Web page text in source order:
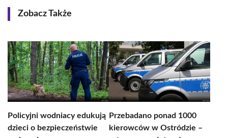
Zobacz Także
Policyjni wodniacy edukują
dzieci o bezpieczeństwie
Przebadano ponad 1000
kierowców w Ostródzie –